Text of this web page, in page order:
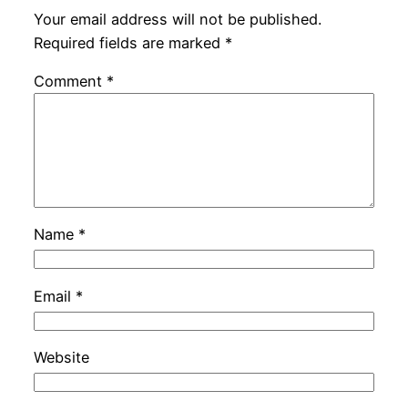
Your email address will not be published.
Required fields are marked *
Comment *
Name *
Email *
Website